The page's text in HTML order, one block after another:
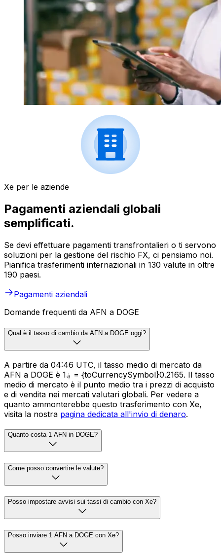
Xe per le aziende
Pagamenti aziendali globali
semplificati.
Se devi effettuare pagamenti transfrontalieri o ti servono
soluzioni per la gestione del rischio FX, ci pensiamo noi.
Pianifica trasferimenti internazionali in 130 valute in oltre
190 paesi.
Pagamenti aziendali
Domande frequenti da AFN a DOGE
Qual è il tasso di cambio da AFN a DOGE oggi?
A partire da 04:46 UTC, il tasso medio di mercato da
AFN a DOGE è ؋1 = {toCurrencySymbol}0.2165. Il tasso
medio di mercato è il punto medio tra i prezzi di acquisto
e di vendita nei mercati valutari globali. Per vedere a
quanto ammonterebbe questo trasferimento con Xe,
visita la nostra pagina dedicata all'invio di denaro.
Quanto costa 1 AFN in DOGE?
Come posso convertire le valute?
Posso impostare avvisi sui tassi di cambio con Xe?
Posso inviare 1 AFN a DOGE con Xe?